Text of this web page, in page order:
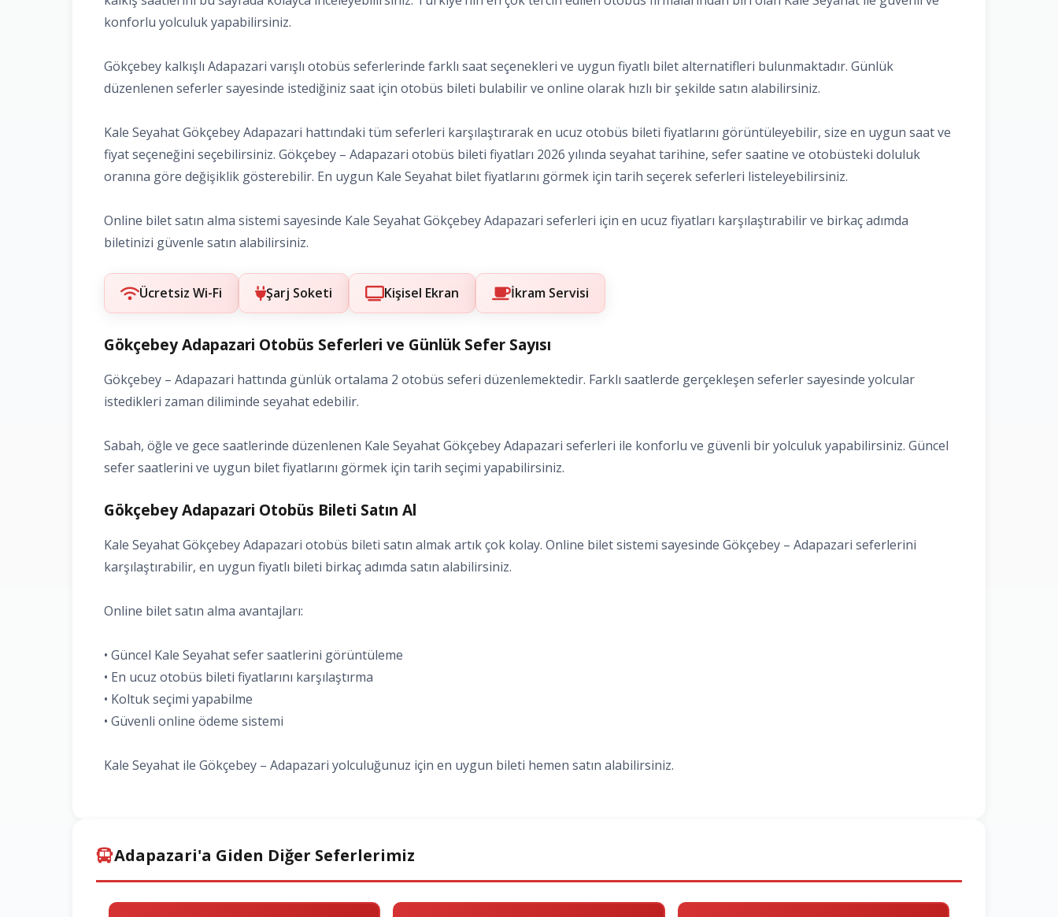
konforlu yolculuk yapabilirsiniz.
Gökçebey kalkışlı Adapazari varışlı otobüs seferlerinde farklı saat seçenekleri ve uygun fiyatlı bilet alternatifleri bulunmaktadır. Günlük
düzenlenen seferler sayesinde istediğiniz saat için otobüs bileti bulabilir ve online olarak hızlı bir şekilde satın alabilirsiniz.
Kale Seyahat Gökçebey Adapazari hattındaki tüm seferleri karşılaştırarak en ucuz otobüs bileti fiyatlarını görüntüleyebilir, size en uygun saat ve
fiyat seçeneğini seçebilirsiniz. Gökçebey – Adapazari otobüs bileti fiyatları 2026 yılında seyahat tarihine, sefer saatine ve otobüsteki doluluk
oranına göre değişiklik gösterebilir. En uygun Kale Seyahat bilet fiyatlarını görmek için tarih seçerek seferleri listeleyebilirsiniz.
Online bilet satın alma sistemi sayesinde Kale Seyahat Gökçebey Adapazari seferleri için en ucuz fiyatları karşılaştırabilir ve birkaç adımda
biletinizi güvenle satın alabilirsiniz.
Ücretsiz Wi-Fi Şarj Soketi Kişisel Ekran İkram Servisi
Gökçebey Adapazari Otobüs Seferleri ve Günlük Sefer Sayısı
Gökçebey – Adapazari hattında günlük ortalama 2 otobüs seferi düzenlemektedir. Farklı saatlerde gerçekleşen seferler sayesinde yolcular
istedikleri zaman diliminde seyahat edebilir.
Sabah, öğle ve gece saatlerinde düzenlenen Kale Seyahat Gökçebey Adapazari seferleri ile konforlu ve güvenli bir yolculuk yapabilirsiniz. Güncel
sefer saatlerini ve uygun bilet fiyatlarını görmek için tarih seçimi yapabilirsiniz.
Gökçebey Adapazari Otobüs Bileti Satın Al
Kale Seyahat Gökçebey Adapazari otobüs bileti satın almak artık çok kolay. Online bilet sistemi sayesinde Gökçebey – Adapazari seferlerini
karşılaştırabilir, en uygun fiyatlı bileti birkaç adımda satın alabilirsiniz.
Online bilet satın alma avantajları:
• Güncel Kale Seyahat sefer saatlerini görüntüleme
• En ucuz otobüs bileti fiyatlarını karşılaştırma
• Koltuk seçimi yapabilme
• Güvenli online ödeme sistemi
Kale Seyahat ile Gökçebey – Adapazari yolculuğunuz için en uygun bileti hemen satın alabilirsiniz.
Adapazari'a Giden Diğer Seferlerimiz